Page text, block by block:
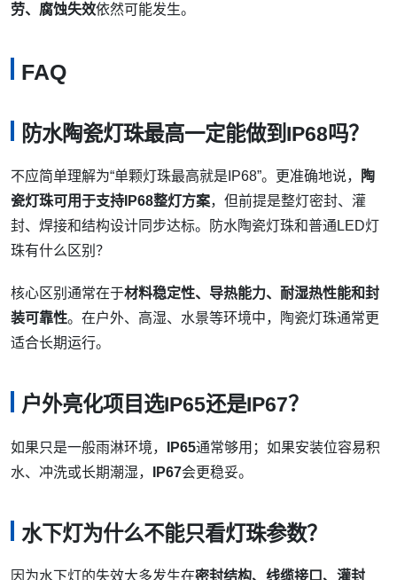
劳、腐蚀失效依然可能发生。
FAQ
防水陶瓷灯珠最高一定能做到IP68吗？
不应简单理解为“单颗灯珠最高就是IP68”。更准确地说，
陶
瓷灯珠可用于支持IP68整灯方案，但前提是整灯密封、灌
封、焊接和结构设计同步达标。防水陶瓷灯珠和普通LED灯
珠有什么区别？
核心区别通常在于材料稳定性、导热能力、耐湿热性能和封
装可靠性。在户外、高湿、水景等环境中，陶瓷灯珠通常更
适合长期运行。
户外亮化项目选IP65还是IP67？
如果只是一般雨淋环境， IP65通常够用；如果安装位容易积
水、冲洗或长期潮湿，
IP67会更稳妥。
水下灯为什么不能只看灯珠参数？
因为水下灯的失效大多发生在密封结构、线缆接口、灌封